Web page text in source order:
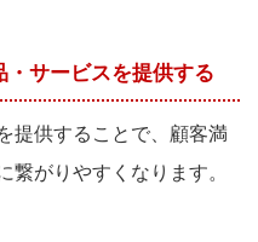
サービスを提供する
提供することで、顧客満
がりやすくなります。